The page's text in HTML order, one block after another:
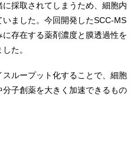
採取されてしまうため、細胞内
ました。今回開発したSCC-MS
存在する薬剤濃度と膜透過性を
た。
ループット化することで、細胞
子創薬を大きく加速できるもの